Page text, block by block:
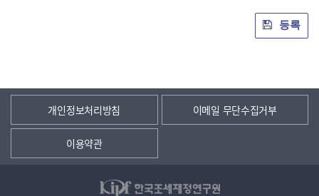
등록
개인정보처리방침 이메일 무단수집거부
이용약관